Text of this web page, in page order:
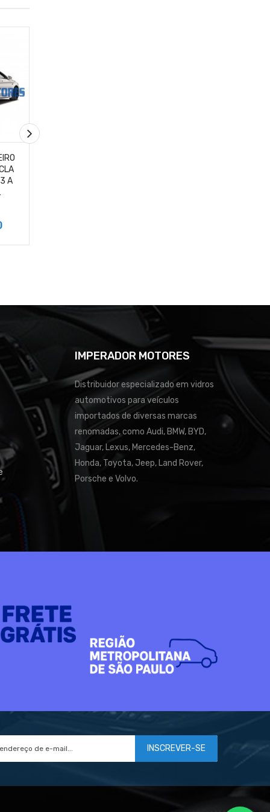
A
IMPERADOR MOTORES
Distribuidor especializado em vidros
automotivos para veículos
importados de diversas marcas
renomadas, como Audi, BMW, BYD,
Jaguar, Lexus, Mercedes-Benz,
Honda, Toyota, Jeep, Land Rover,
Porsche e Volvo.
INSCREVER-SE